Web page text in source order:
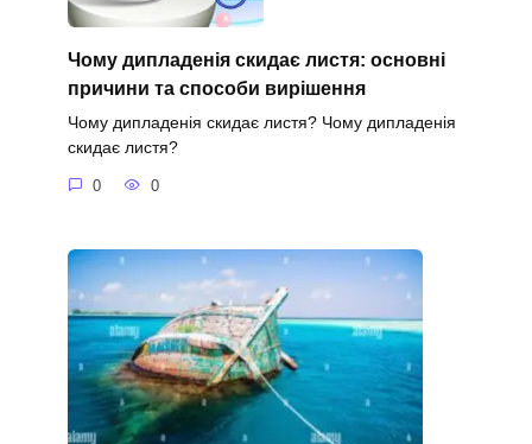
Чому дипладенія скидає листя: основні
причини та способи вирішення
Чому дипладенія скидає листя? Чому дипладенія
скидає листя?
0 0